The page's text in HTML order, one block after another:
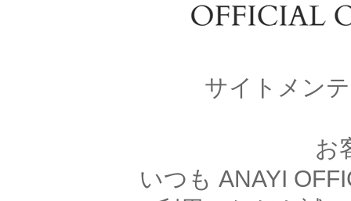
サイトメン
お
いつも ANAYI